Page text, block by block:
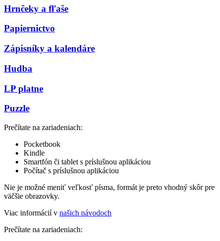
Hrnčeky a fľaše
Papiernictvo
Zápisníky a kalendáre
Hudba
LP platne
Puzzle
Prečítate na zariadeniach:
Pocketbook
Kindle
Smartfón či tablet s príslušnou aplikáciou
Počítač s príslušnou aplikáciou
Nie je možné meniť veľkosť písma, formát je preto vhodný skôr pre
väčšie obrazovky.
Viac informácií v našich návodoch
Prečítate na zariadeniach: